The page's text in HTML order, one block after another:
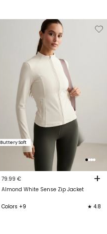
Buttery Soft
verlanglijstje
Almond White Sense Zip Jacket
79.99 € +
Colors +9 ★ 4.8